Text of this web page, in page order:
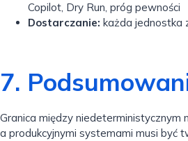
Copilot, Dry Run, próg pewności
Dostarczanie: każda jednostka
7.
Granica między niedeterministycznym
a produkcyjnymi systemami musi być